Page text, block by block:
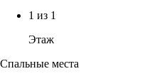
1 из 1
Этаж
Спальные места